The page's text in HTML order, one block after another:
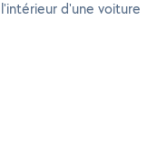
d'une voiture